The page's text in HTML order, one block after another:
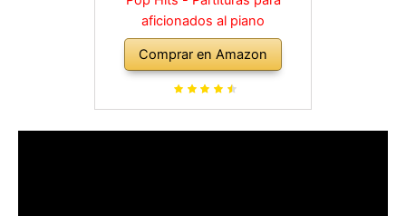
aficionados al piano
Comprar en Amazon